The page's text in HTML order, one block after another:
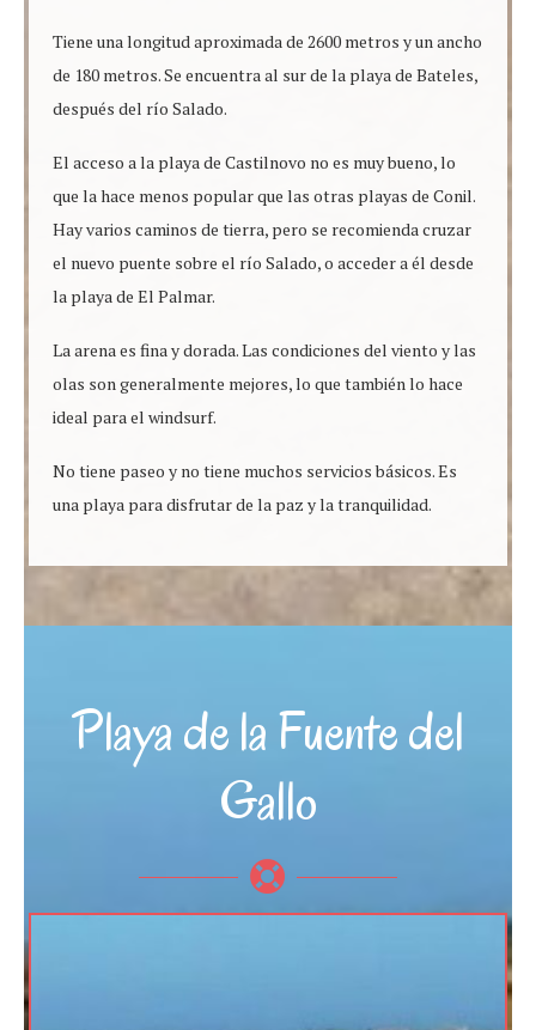
Tiene una longitud aproximada de 2600 metros y un ancho
de 180 metros. Se encuentra al sur de la playa de Bateles,
después del río Salado.
El acceso a la playa de Castilnovo no es muy bueno, lo
que la hace menos popular que las otras playas de Conil.
Hay varios caminos de tierra, pero se recomienda cruzar
el nuevo puente sobre el río Salado, o acceder a él desde
la playa de El Palmar.
La arena es fina y dorada. Las condiciones del viento y las
olas son generalmente mejores, lo que también lo hace
ideal para el windsurf.
No tiene paseo y no tiene muchos servicios básicos. Es
una playa para disfrutar de la paz y la tranquilidad.
Playa de la Fuente del
Gallo